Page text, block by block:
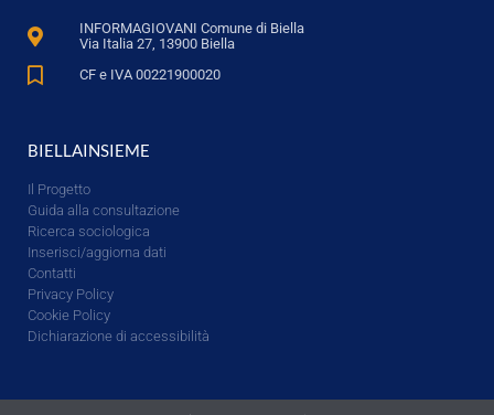
INFORMAGIOVANI Comune di Biella
Via Italia 27, 13900 Biella
CF e IVA 00221900020
BIELLAINSIEME
Il Progetto
Guida alla consultazione
Ricerca sociologica
Inserisci/aggiorna dati
Contatti
Privacy Policy
Cookie Policy
Dichiarazione di accessibilità